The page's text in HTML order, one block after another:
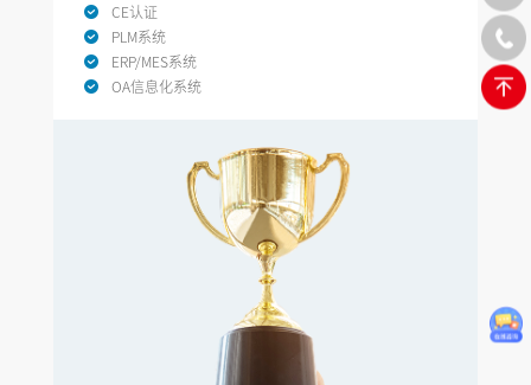
CE认证
PLM系统
ERP/MES系统
OA信息化系统